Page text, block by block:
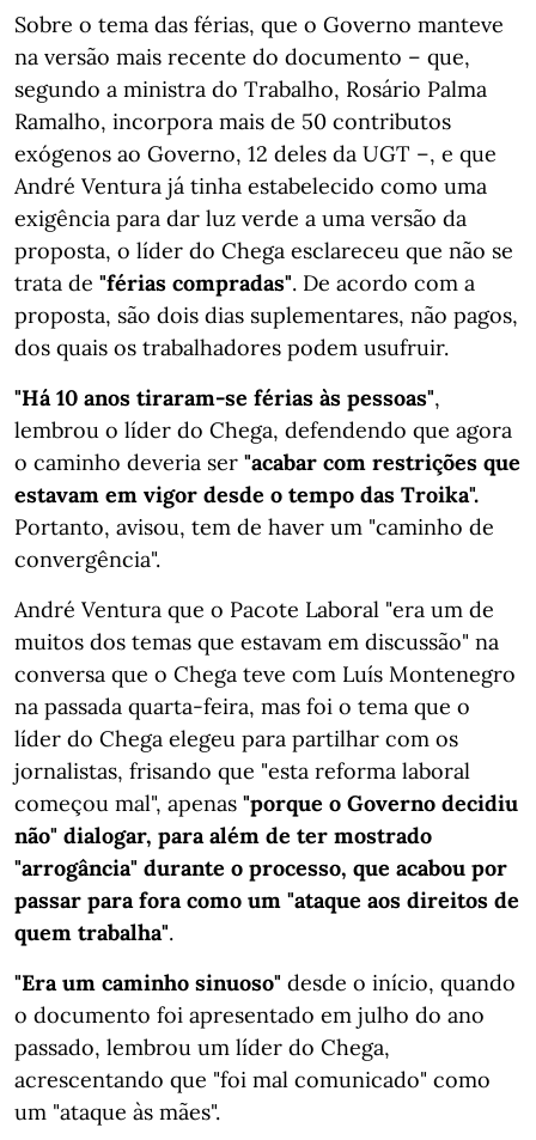
Sobre o tema das férias, que o Governo manteve
na versão mais recente do documento – que,
segundo a ministra do Trabalho, Rosário Palma
Ramalho, incorpora mais de 50 contributos
exógenos ao Governo, 12 deles da UGT –, e que
André Ventura já tinha estabelecido como uma
exigência para dar luz verde a uma versão da
proposta, o líder do Chega esclareceu que não se
trata de "férias compradas". De acordo com a
proposta, são dois dias suplementares, não pagos,
dos quais os trabalhadores podem usufruir.
"Há 10 anos tiraram-se férias às pessoas",
lembrou o líder do Chega, defendendo que agora
o caminho deveria ser "acabar com restrições que
estavam em vigor desde o tempo das Troika".
Portanto, avisou, tem de haver um "caminho de
convergência".
André Ventura que o Pacote Laboral "era um de
muitos dos temas que estavam em discussão" na
conversa que o Chega teve com Luís Montenegro
na passada quarta-feira, mas foi o tema que o
líder do Chega elegeu para partilhar com os
jornalistas, frisando que "esta reforma laboral
começou mal", apenas "porque o Governo decidiu
não" dialogar, para além de ter mostrado
"arrogância" durante o processo, que acabou por
passar para fora como um "ataque aos direitos de
quem trabalha".
"Era um caminho sinuoso" desde o início, quando
o documento foi apresentado em julho do ano
passado, lembrou um líder do Chega,
acrescentando que "foi mal comunicado" como
um "ataque às mães".